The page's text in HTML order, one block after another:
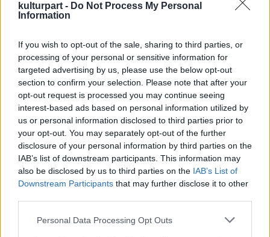
kulturpart - Do Not Process My Personal
Information
If you wish to opt-out of the sale, sharing to third parties, or
processing of your personal or sensitive information for
targeted advertising by us, please use the below opt-out
section to confirm your selection. Please note that after your
opt-out request is processed you may continue seeing
interest-based ads based on personal information utilized by
us or personal information disclosed to third parties prior to
your opt-out. You may separately opt-out of the further
disclosure of your personal information by third parties on the
IAB’s list of downstream participants. This information may
also be disclosed by us to third parties on the IAB’s List of
Downstream Participants that may further disclose it to other
Please note that this website/app uses one or more Google
Personal Data Processing Opt Outs
Fotó: pepitamagazin.com
Ki-kikacsint a bulvárra - néhány hete például
egy traktoros szépségverseny zsűrijében
együtt ült Torgyán Józseffel -, ami "a világ
lényeges szegmense, mert azt mutatja, amit
az emberek szeretnének látni. Nem a bulvár
butítja az embereket, hanem az emberek
saját magukkal teszik ezt a bulvár által. Ezért
nem is ítélem el a bulvárt, csak megfigyelem,
és szívesen szerepelek, mert szeretem